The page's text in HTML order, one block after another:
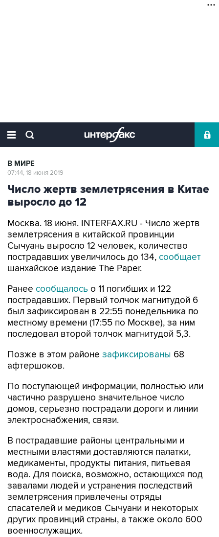
В МИРЕ
07:44, 18 июня 2019
Число жертв землетрясения в Китае
выросло до 12
Москва. 18 июня. INTERFAX.RU - Число жертв
землетрясения в китайской провинции
Сычуань выросло 12 человек, количество
пострадавших увеличилось до 134, сообщает
шанхайское издание The Paper.
Ранее сообщалось о 11 погибших и 122
пострадавших. Первый толчок магнитудой 6
был зафиксирован в 22:55 понедельника по
местному времени (17:55 по Москве), за ним
последовал второй толчок магнитудой 5,3.
Позже в этом районе зафиксированы 68
афтершоков.
По поступающей информации, полностью или
частично разрушено значительное число
домов, серьезно пострадали дороги и линии
электроснабжения, связи.
В пострадавшие районы центральными и
местными властями доставляются палатки,
медикаменты, продукты питания, питьевая
вода. Для поиска, возможно, остающихся под
завалами людей и устранения последствий
землетрясения привлечены отряды
спасателей и медиков Сычуани и некоторых
других провинций страны, а также около 600
военнослужащих.